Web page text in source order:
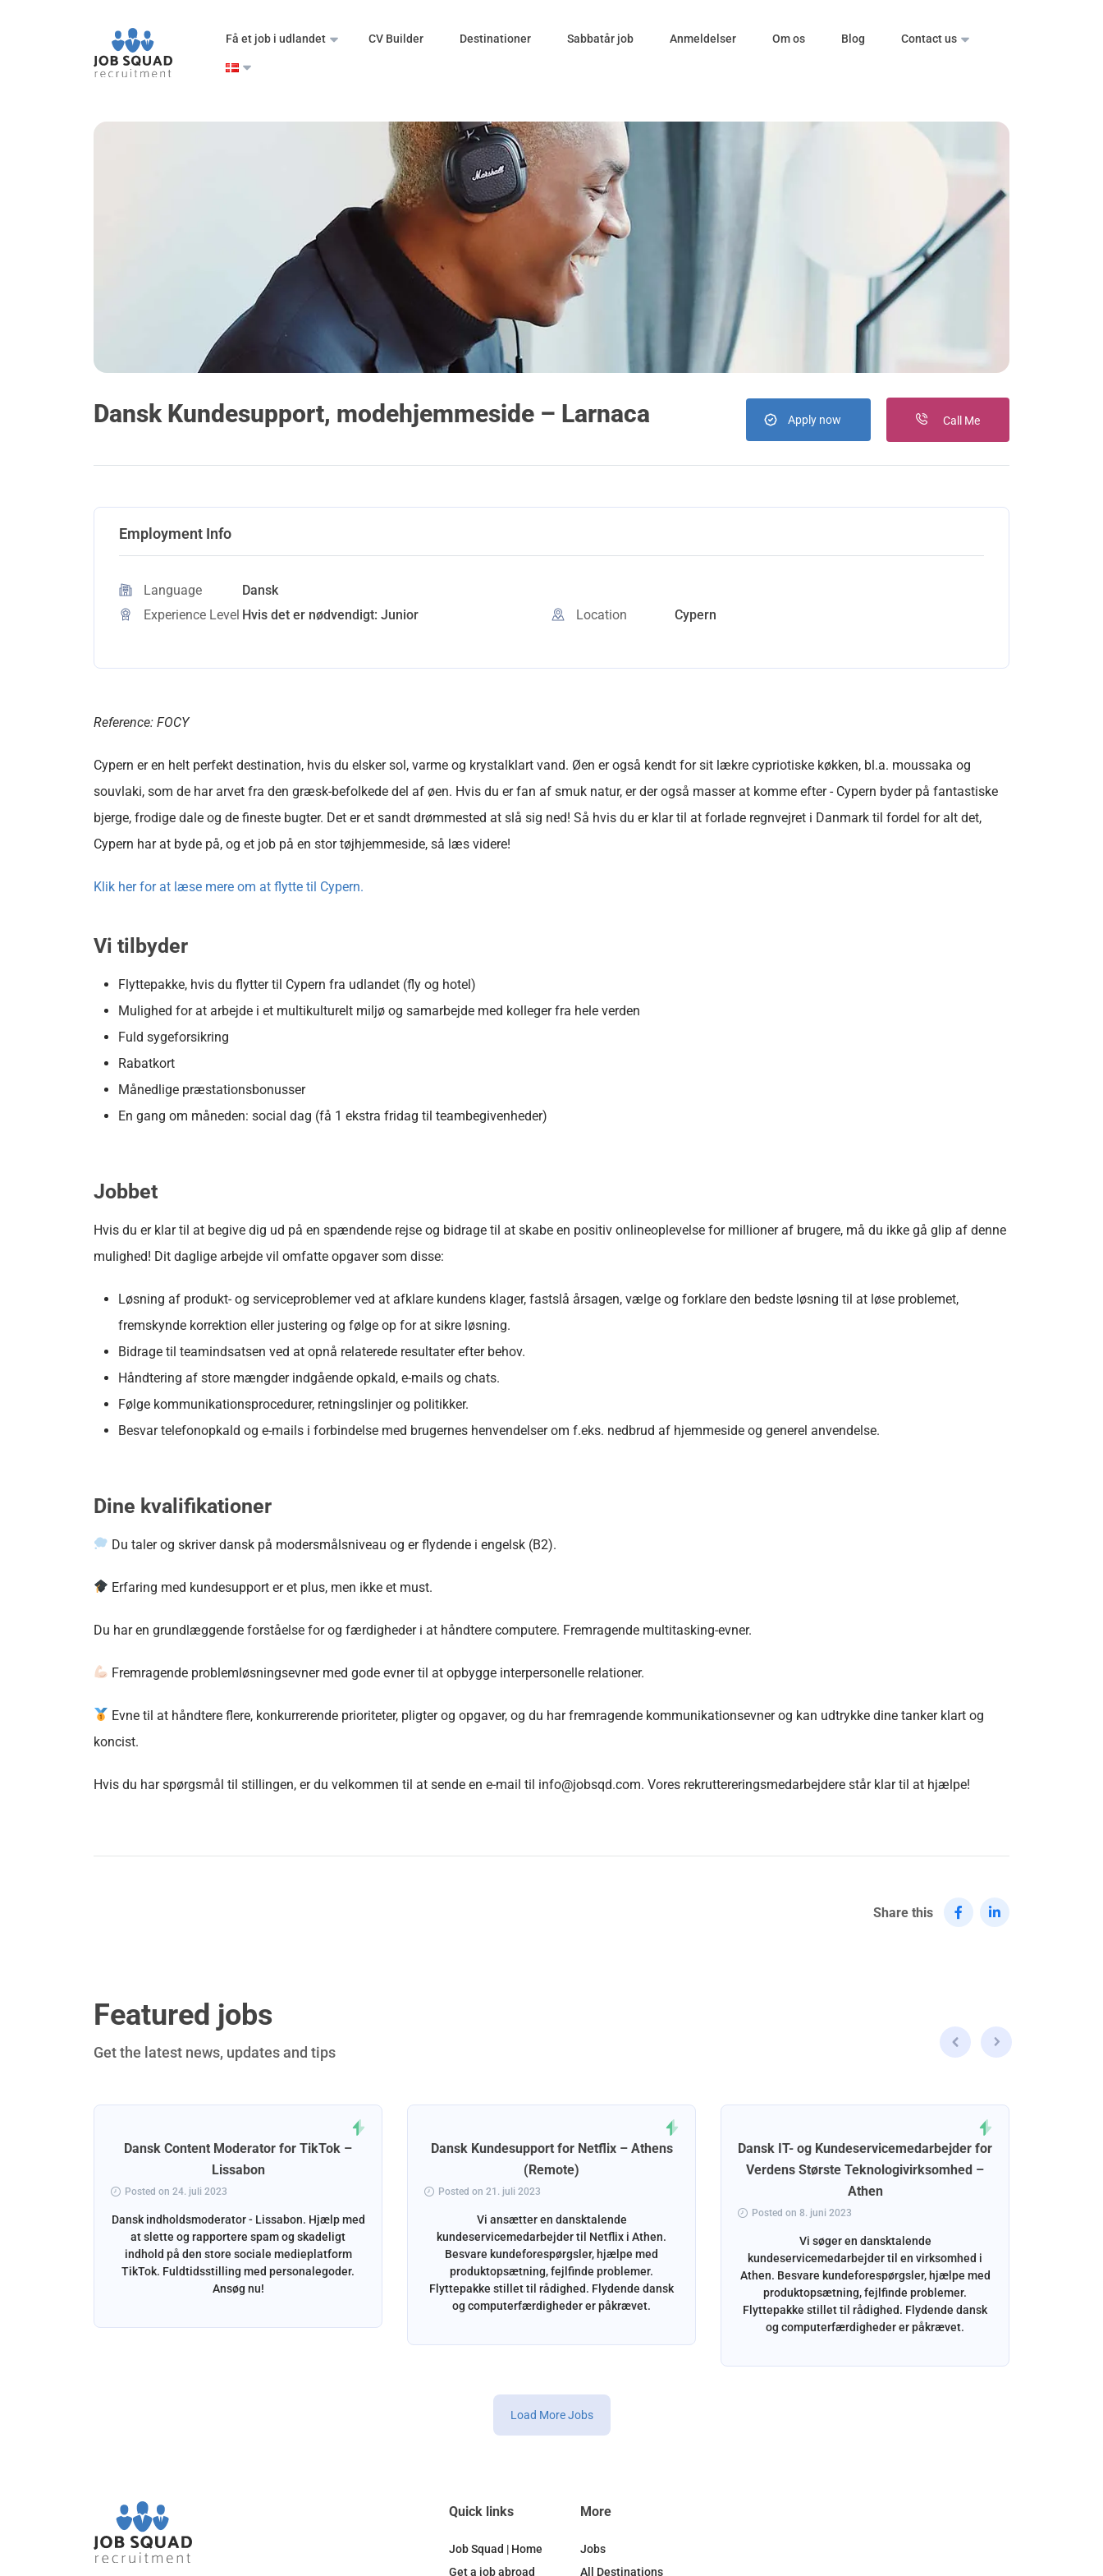
Få et job i udlandet CV Builder Destinationer Sabbatår job Anmeldelser Om os Blog Contact us
Dansk Kundesupport, modehjemmeside – Larnaca Apply now Call Me
Employment Info
Language
Dansk
Experience Level Hvis det er nødvendigt: Junior Location Cypern
Reference: FOCY
Cypern er en helt perfekt destination, hvis du elsker sol, varme og krystalklart vand. Øen er også kendt for sit lækre cypriotiske køkken, bl.a. moussaka og
souvlaki, som de har arvet fra den græsk-befolkede del af øen. Hvis du er fan af smuk natur, er der også masser at komme efter - Cypern byder på fantastiske
bjerge, frodige dale og de fineste bugter. Det er et sandt drømmested at slå sig ned! Så hvis du er klar til at forlade regnvejret i Danmark til fordel for alt det,
Cypern har at byde på, og et job på en stor tøjhjemmeside, så læs videre!
Klik her for at læse mere om at flytte til Cypern.
Vi tilbyder
Flyttepakke, hvis du flytter til Cypern fra udlandet (fly og hotel)
Mulighed for at arbejde i et multikulturelt miljø og samarbejde med kolleger fra hele verden
Fuld sygeforsikring
Rabatkort
Månedlige præstationsbonusser
En gang om måneden: social dag (få 1 ekstra fridag til teambegivenheder)
Jobbet
Hvis du er klar til at begive dig ud på en spændende rejse og bidrage til at skabe en positiv onlineoplevelse for millioner af brugere, må du ikke gå glip af denne
mulighed! Dit daglige arbejde vil omfatte opgaver som disse:
Løsning af produkt- og serviceproblemer ved at afklare kundens klager, fastslå årsagen, vælge og forklare den bedste løsning til at løse problemet,
fremskynde korrektion eller justering og følge op for at sikre løsning.
Bidrage til teamindsatsen ved at opnå relaterede resultater efter behov.
Håndtering af store mængder indgående opkald, e-mails og chats.
Følge kommunikationsprocedurer, retningslinjer og politikker.
Besvar telefonopkald og e-mails i forbindelse med brugernes henvendelser om f.eks. nedbrud af hjemmeside og generel anvendelse.
Dine kvalifikationer
Du taler og skriver dansk på modersmålsniveau og er flydende i engelsk (B2).
Erfaring med kundesupport er et plus, men ikke et must.
Du har en grundlæggende forståelse for og færdigheder i at håndtere computere. Fremragende multitasking-evner.
Fremragende problemløsningsevner med gode evner til at opbygge interpersonelle relationer.
Evne til at håndtere flere, konkurrerende prioriteter, pligter og opgaver, og du har fremragende kommunikationsevner og kan udtrykke dine tanker klart og
koncist.
Hvis du har spørgsmål til stillingen, er du velkommen til at sende en e-mail til info@jobsqd.com. Vores rekruttereringsmedarbejdere står klar til at hjælpe!
Share this
Featured jobs
Get the latest news, updates and tips
Dansk Content Moderator for TikTok –
Lissabon
Posted on 24. juli 2023
Dansk indholdsmoderator - Lissabon. Hjælp med
at slette og rapportere spam og skadeligt
indhold på den store sociale medieplatform
TikTok. Fuldtidsstilling med personalegoder.
Ansøg nu!
Dansk Kundesupport for Netflix – Athens
(Remote)
Posted on 21. juli 2023
Vi ansætter en dansktalende
kundeservicemedarbejder til Netflix i Athen.
Besvare kundeforespørgsler, hjælpe med
produktopsætning, fejlfinde problemer.
Flyttepakke stillet til rådighed. Flydende dansk
og computerfærdigheder er påkrævet.
Dansk IT- og Kundeservicemedarbejder for
Verdens Største Teknologivirksomhed –
Athen
Posted on 8. juni 2023
Vi søger en dansktalende
kundeservicemedarbejder til en virksomhed i
Athen. Besvare kundeforespørgsler, hjælpe med
produktopsætning, fejlfinde problemer.
Flyttepakke stillet til rådighed. Flydende dansk
og computerfærdigheder er påkrævet.
Load More Jobs
Quick links
Job Squad | Home
Get a job abroad
More
Jobs
All Destinations